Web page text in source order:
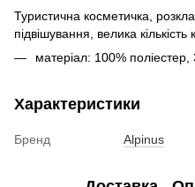
Туристична косметичка,
підвішування, велика кількість
матеріал: 100% поліестер,
Характеристики
Бренд Alpinus